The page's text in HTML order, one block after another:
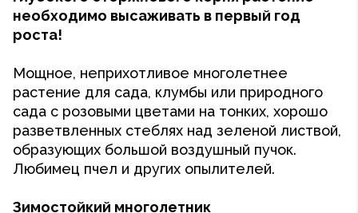
необходимо высаживать в первый год
роста!
Мощное, неприхотливое многолетнее
растение для сада, клумбы или природного
сада с розовыми цветами на тонких, хорошо
разветвленных стеблях над зеленой листвой,
образующих большой воздушный пучок.
Любимец пчел и других опылителей.
Зимостойкий многолетник